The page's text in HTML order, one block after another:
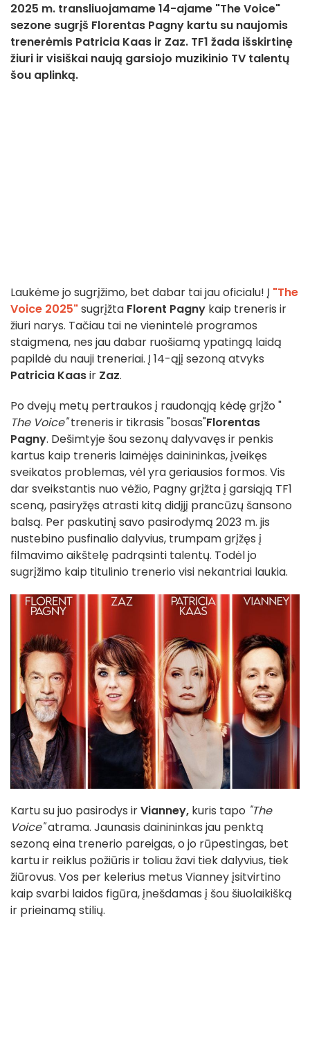
2025 m. transliuojamame 14-ajame "The Voice"
sezone sugrįš Florentas Pagny kartu su naujomis
trenerėmis Patricia Kaas ir Zaz. TF1 žada išskirtinę
žiuri ir visiškai naują garsiojo muzikinio TV talentų
šou aplinką.
Laukėme jo sugrįžimo, bet dabar tai jau oficialu! Į "The
Voice 2025"sugrįžta Florent Pagny kaip treneris ir
žiuri narys. Tačiau tai ne vienintelė programos
staigmena, nes jau dabar ruošiamą ypatingą laidą
papildė du nauji treneriai. Į 14-ąjį sezoną atvyks
Patricia Kaasir Zaz.
Po dvejų metų pertraukos į raudonąją kėdę grįžo "
The Voice"treneris ir tikrasis "bosas"Florentas
Pagny. Dešimtyje šou sezonų dalyvavęs ir penkis
kartus kaip treneris laimėjęs dainininkas, įveikęs
sveikatos problemas, vėl yra geriausios formos. Vis
dar sveikstantis nuo vėžio, Pagny grįžta į garsiąją TF1
sceną, pasiryžęs atrasti kitą didįjį prancūzų šansono
balsą. Per paskutinį savo pasirodymą 2023 m. jis
nustebino pusfinalio dalyvius, trumpam grįžęs į
filmavimo aikštelę padrąsinti talentų. Todėl jo
sugrįžimo kaip titulinio trenerio visi nekantriai laukia.
Kartu su juo pasirodys irVianney, kuris tapo "The
Voice"atrama. Jaunasis dainininkas jau penktą
sezoną eina trenerio pareigas, o jo rūpestingas, bet
kartu ir reiklus požiūris ir toliau žavi tiek dalyvius, tiek
žiūrovus. Vos per kelerius metus Vianney įsitvirtino
kaip svarbi laidos figūra, įnešdamas į šou šiuolaikišką
ir prieinamą stilių.